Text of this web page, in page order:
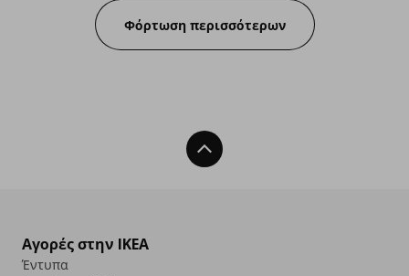
Φόρτωση περισσότερων
Back To Top
Αγορές στην IKEA
Έντυπα